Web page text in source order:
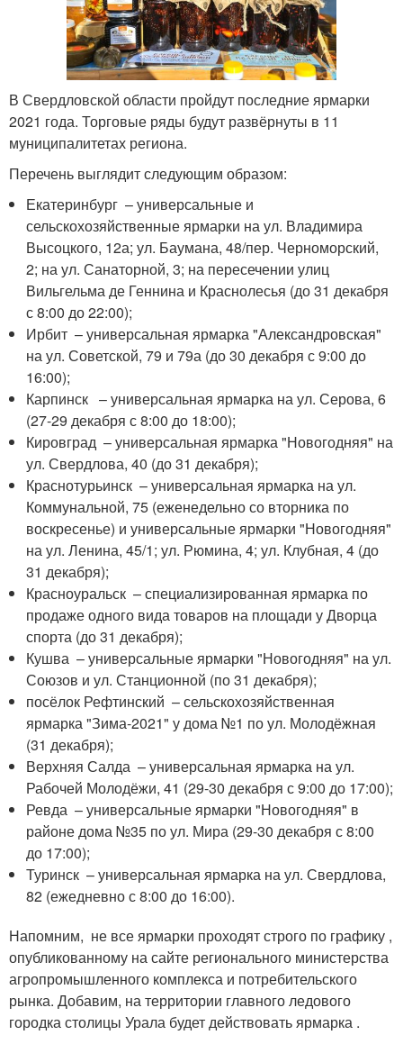
В Свердловской области пройдут последние ярмарки
2021 года. Торговые ряды будут развёрнуты в 11
муниципалитетах региона.
Перечень выглядит следующим образом:
Екатеринбург – универсальные и
сельскохозяйственные ярмарки на ул. Владимира
Высоцкого, 12а; ул. Баумана, 48/пер. Черноморский,
2; на ул. Санаторной, 3; на пересечении улиц
Вильгельма де Геннина и Краснолесья (до 31 декабря
с 8:00 до 22:00);
Ирбит – универсальная ярмарка "Александровская"
на ул. Советской, 79 и 79а (до 30 декабря с 9:00 до
16:00);
Карпинск – универсальная ярмарка на ул. Серова, 6
(27-29 декабря с 8:00 до 18:00);
Кировград – универсальная ярмарка "Новогодняя" на
ул. Свердлова, 40 (до 31 декабря);
Краснотурьинск – универсальная ярмарка на ул.
Коммунальной, 75 (еженедельно со вторника по
воскресенье) и универсальные ярмарки "Новогодняя"
на ул. Ленина, 45/1; ул. Рюмина, 4; ул. Клубная, 4 (до
31 декабря);
Красноуральск – специализированная ярмарка по
продаже одного вида товаров на площади у Дворца
спорта (до 31 декабря);
Кушва – универсальные ярмарки "Новогодняя" на ул.
Союзов и ул. Станционной (по 31 декабря);
посёлок Рефтинский – сельскохозяйственная
ярмарка "Зима-2021" у дома №1 по ул. Молодёжная
(31 декабря);
Верхняя Салда – универсальная ярмарка на ул.
Рабочей Молодёжи, 41 (29-30 декабря с 9:00 до 17:00);
Ревда – универсальные ярмарки "Новогодняя" в
районе дома №35 по ул. Мира (29-30 декабря с 8:00
до 17:00);
Туринск – универсальная ярмарка на ул. Свердлова,
82 (ежедневно с 8:00 до 16:00).
Напомним, не все ярмарки проходят строго по графику ,
опубликованному на сайте регионального министерства
агропромышленного комплекса и потребительского
рынка. Добавим, на территории главного ледового
городка столицы Урала будет действовать ярмарка .